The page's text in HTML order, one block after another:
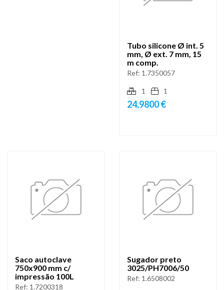
Tubo silicone Ø int. 5
mm, Ø ext. 7 mm, 15
m comp.
Ref: 1.7350057
1 1
24,9800 €
Saco autoclave
750x900 mm c/
impressão 100L
Ref: 1.7200318
Sugador preto
3025/PH7006/50
Ref: 1.6508002